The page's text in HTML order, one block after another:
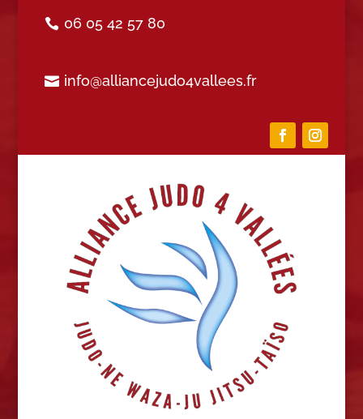
06 05 42 57 80
info@alliancejudo4vallees.fr